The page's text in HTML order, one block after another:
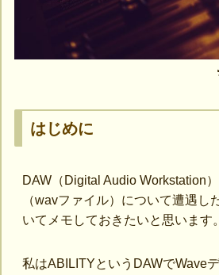
はじめに
DAW（Digital Audio Workstation
（wavファイル）について遭遇し
いてメモしておきたいと思います。
私はABILITYというDAWでWave